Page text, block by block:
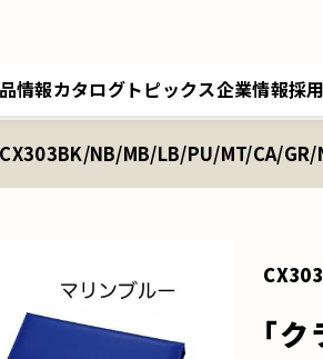
情報カタログトピックス企業情報
トップメ
採
採用情報ト
サポートト
クツワオン
NB/MB/LB/PU/MT/CA/GR/
CX303
｢ク